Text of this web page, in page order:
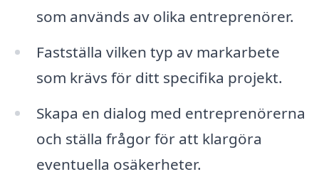
som används av olika entreprenörer.
Fastställa vilken typ av markarbete
som krävs för ditt specifika projekt.
Skapa en dialog med entreprenörerna
och ställa frågor för att klargöra
eventuella osäkerheter.